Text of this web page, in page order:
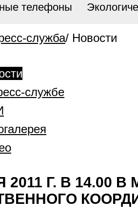
телефоны
служба/ Новости
службе
2011 Г. В 14.00